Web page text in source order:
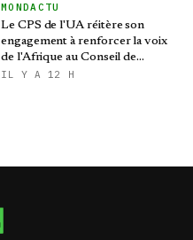
MONDACTU
Le CPS de l'UA réitère son
engagement à renforcer la voix
de l'Afrique au Conseil de
sécurité des Nations Unies
IL Y A 12 H